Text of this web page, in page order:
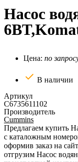
Насос
Цена: по
В наличии
Артикул
C6735611102
Производитель
Cummins
Предлагаем купить
с каталожным
оформив заказ на
отгрузим Насос